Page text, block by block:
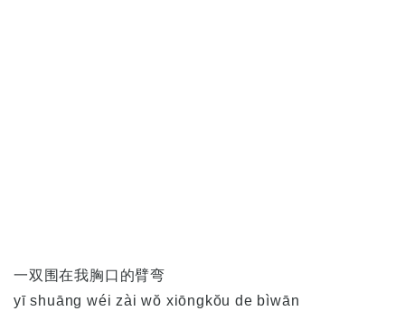
一双围在我胸口的臂弯
yī shuāng wéi zài wŏ xiōngkŏu de bìwān